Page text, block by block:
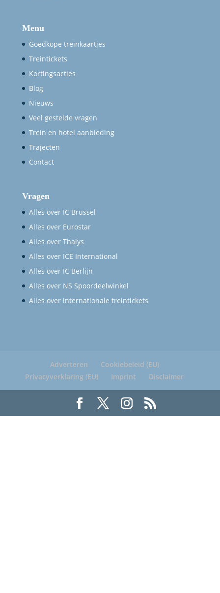
Menu
Goedkope treinkaartjes
Treintickets
Kortingsacties
Blog
Nieuws
Veel gestelde vragen
Trein en hotel aanbieding
Trajecten
Contact
Vragen
Alles over IC Brussel
Alles over Eurostar
Alles over Thalys
Alles over ICE International
Alles over IC Berlijn
Alles over NS Spoordeelwinkel
Alles over internationale treintickets
Adverteren
Cookiebeleid (EU)
Privacyverklaring (EU)
Imprint Disclaimer